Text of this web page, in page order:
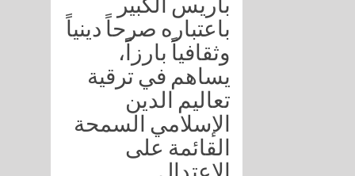
باعتباره صرحاً دينياً
وثقافياً بارزاً،
يساهم في ترقية
تعاليم الدين
الإسلامي السمحة
القائمة على